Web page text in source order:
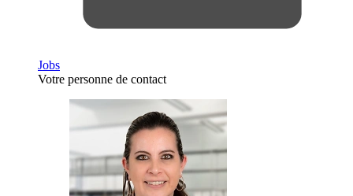
Jobs
Votre personne de contact